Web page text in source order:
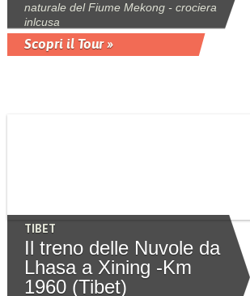
naturale del Fiume Mekong - crociera
inlcusa
Scopri il Tour »
TIBET
Il treno delle Nuvole da
Lhasa a Xining -Km
1960 (Tibet)